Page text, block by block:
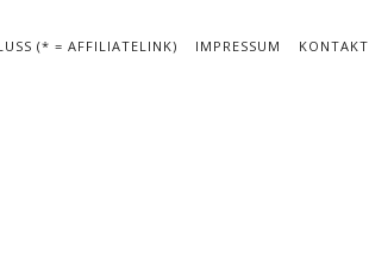
(* = AFFILIATELINK)
IMPRESSUM KONTAKT